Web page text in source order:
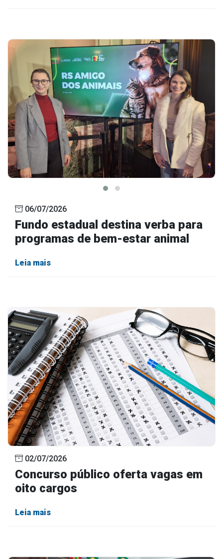
06/07/2026
Fundo estadual destina verba para
programas de bem-estar animal
Leia mais
02/07/2026
Concurso público oferta vagas em
oito cargos
Leia mais